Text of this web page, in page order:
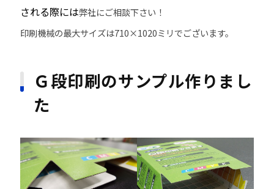
される際には弊社にご相談下さい！
印刷機械の最大サイズは710×1020ミリでございます。
Ｇ段印刷のサンプル作りまし
た